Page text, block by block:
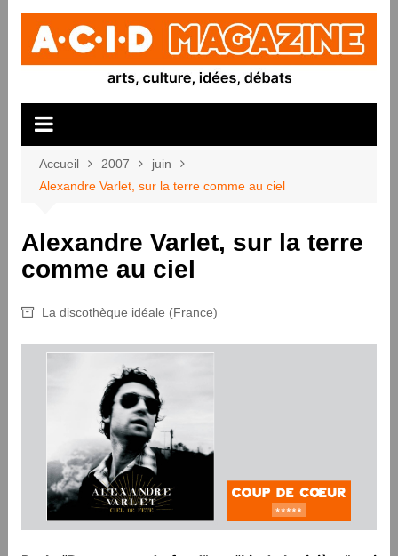
Aller
contenu
Accueil 2007
juin
Alexandre Varlet, sur la terre comme au ciel
Alexandre Varlet, sur la terre
comme au ciel
La discothèque idéale (France)